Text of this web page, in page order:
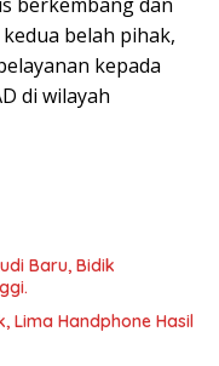
belah pihak,
kepada
di wilayah
Baru, Bidik
Lima Handphone Hasil